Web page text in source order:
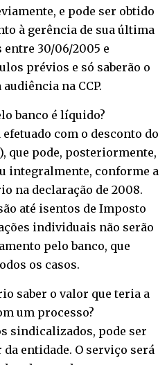
e pode ser obtido
à gerência de sua última
entre 30/06/2005 e
prévios e só saberão o
na CCP.
banco é líquido?
com o desconto do
que pode, posteriormente,
integralmente, conforme a
na declaração de 2008.
até isentos de Imposto
individuais não serão
pelo banco, que
os casos.
saber o valor que teria a
um processo?
sindicalizados, pode ser
entidade. O serviço será